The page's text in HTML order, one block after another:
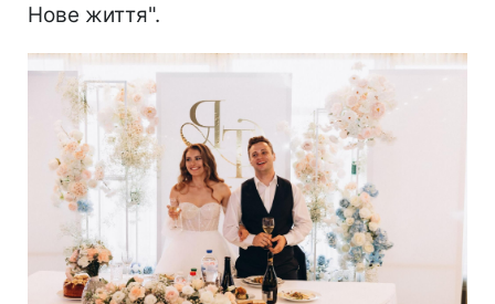
Нове життя".